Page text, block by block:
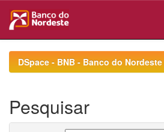
navigationDSpace - BNB - Banco do
Pesquisar